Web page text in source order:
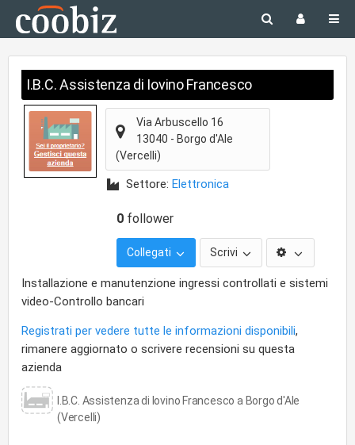
I.B.C. Assistenza di Iovino Francesco
Via Arbuscello 16
13040 - Borgo d'Ale
(Vercelli)
Settore: Elettronica
0 follower
Collegati Scrivi
Installazione e manutenzione ingressi controllati e sistemi
video-Controllo bancari
Registrati per vedere tutte le informazioni disponibili,
rimanere aggiornato o scrivere recensioni su questa
azienda
I.B.C. Assistenza di Iovino Francesco a Borgo d'Ale
(Vercelli)